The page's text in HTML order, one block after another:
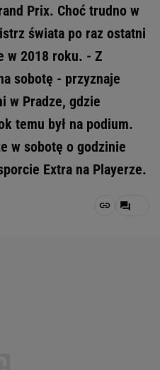
Prix. Choć trudno w
świata po raz ostatni
w 2018 roku. - Z
sobotę - przyznaje
w Pradze, gdzie
temu był na podium.
w sobotę o godzinie
Extra na Playerze.